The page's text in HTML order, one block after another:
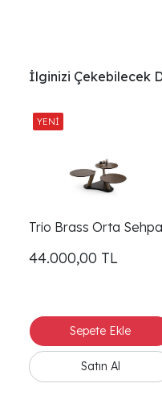
İlginizi Çekebilecek
Trio Brass Orta Sehpa
44.000,00 TL